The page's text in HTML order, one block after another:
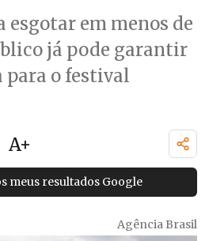
esgotar em menos de
já pode garantir
para o festival
A+
meus resultados Google
Agência Brasil